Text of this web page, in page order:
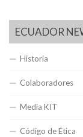
ECUADOR
Historia
Colaboradores
Media KIT
Código de Ética